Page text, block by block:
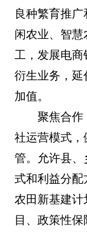
良种繁育推
闲农业、智
工，发展电
衍生业务，
加值。
聚焦合作
社运营模式，
管。允许县、
式和利益分配
农田新基建计
目、政策性